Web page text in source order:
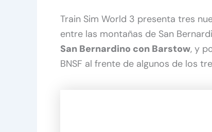
Train Sim World 3 presenta tres
entre las montañas de San
San Bernardino con Barstow, y
BNSF al frente de algunos de los